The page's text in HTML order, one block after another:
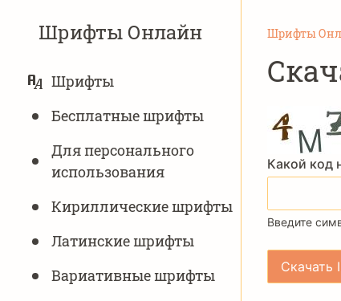
Шрифты Онлайн
НАВИГАЦИЯ
Шрифты
Бесплатные шрифты
Для персонального
использования
Кириллические шрифты
Латинские шрифты
Вариативныe шрифты
Шрифты
Какой код
Введите